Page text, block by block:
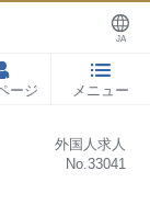
ージ メニュー
JA
外国人求人
No.33041